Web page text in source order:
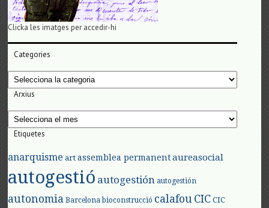
Clicka les imatges per accedir-hi
Categories
Categories
Arxius
Arxius
Etiquetes
anarquisme art assemblea permanent aureasocial
autogestió autogestión autogestión
autonomia Barcelona bioconstrucció calafouCIC CIC